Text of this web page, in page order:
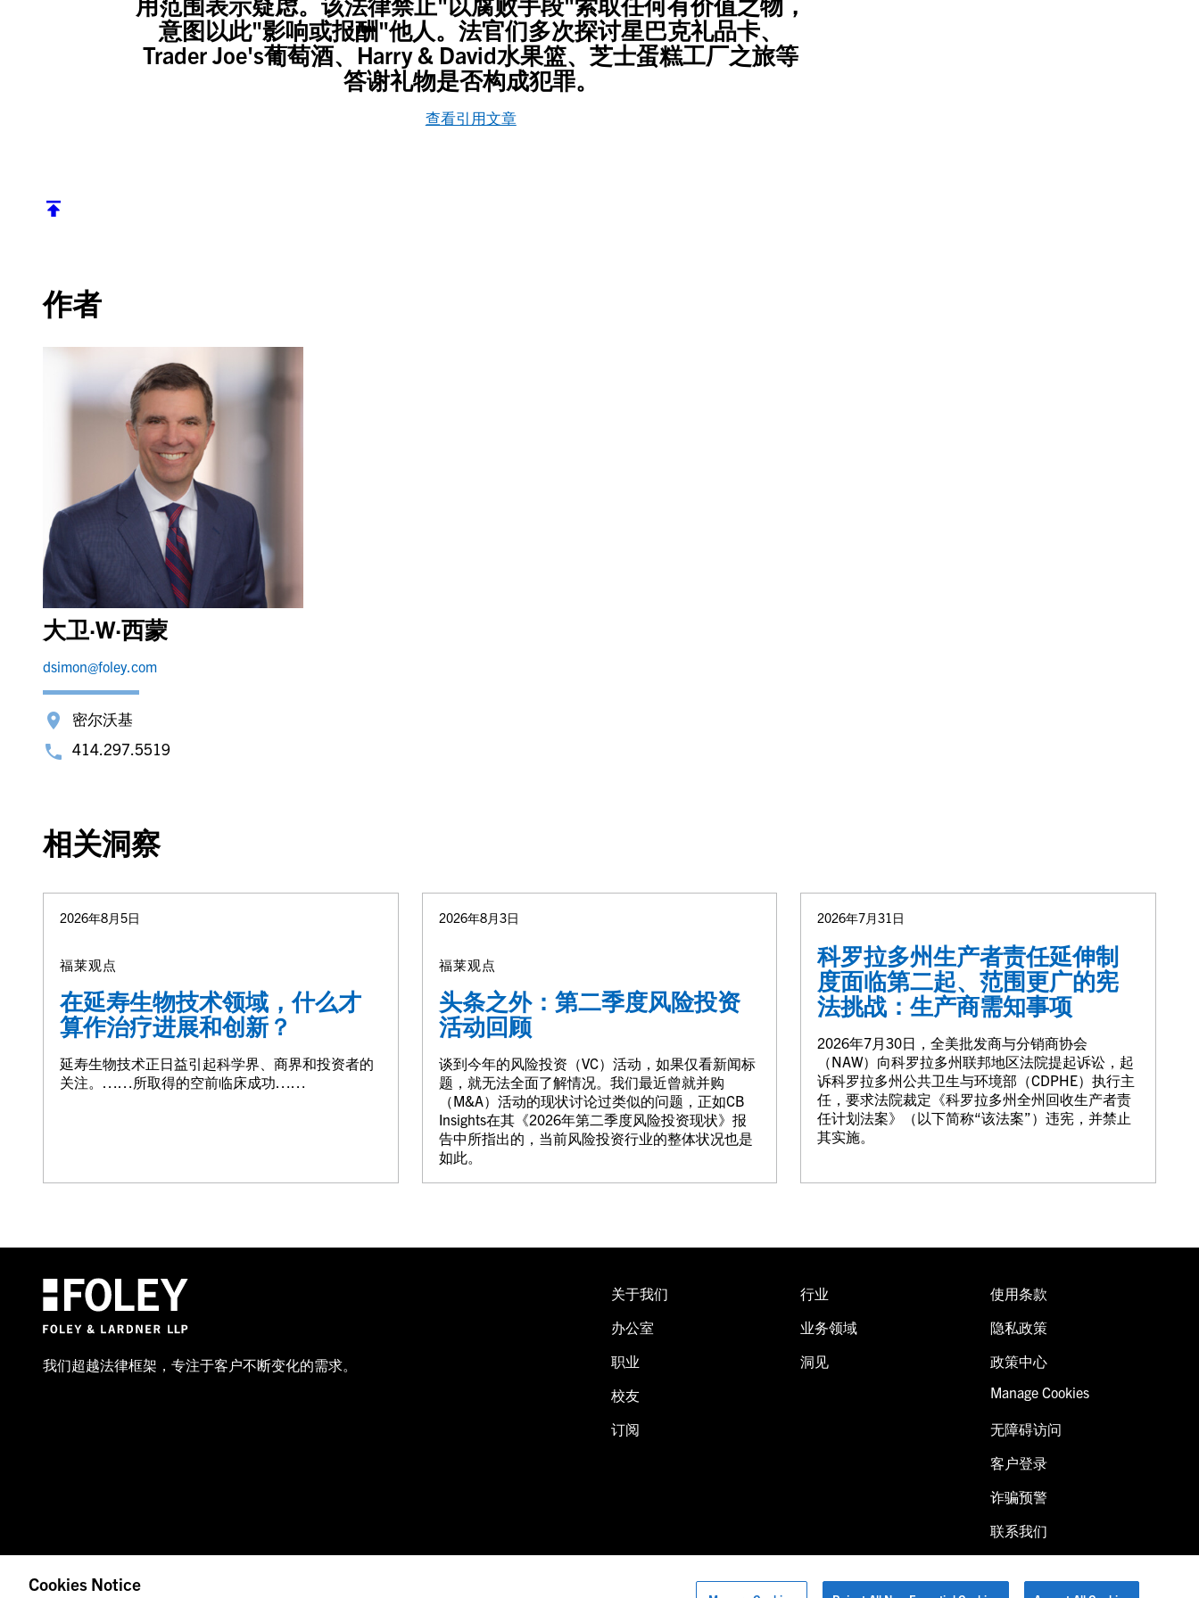
意图以此"影响或报酬"他人。法官们多次探讨星巴克礼品卡、
Trader Joe's葡萄酒、Harry & David水果篮、芝士蛋糕工厂之旅等
答谢礼物是否构成犯罪。
查看引用文章
作者
大卫·W·西蒙
dsimon@foley.com
密尔沃基
414.297.5519
相关洞察
2026年8月5日
福莱观点
在延寿生物技术领域，什么才
算作治疗进展和创新？
延寿生物技术正日益引起科学界、商界和投资者的
关注。……所取得的空前临床成功……
2026年8月3日
福莱观点
头条之外：第二季度风险投资
活动回顾
谈到今年的风险投资（VC）活动，如果仅看新闻标
题，就无法全面了解情况。我们最近曾就并购
（M&A）活动的现状讨论过类似的问题，正如CB
Insights在其《2026年第二季度风险投资现状》报
告中所指出的，当前风险投资行业的整体状况也是
如此。
2026年7月31日
科罗拉多州生产者责任延伸制
度面临第二起、范围更广的宪
法挑战：生产商需知事项
2026年7月30日，全美批发商与分销商协会
（NAW）向科罗拉多州联邦地区法院提起诉讼，起
诉科罗拉多州公共卫生与环境部（CDPHE）执行主
任，要求法院裁定《科罗拉多州全州回收生产者责
任计划法案》（以下简称“该法案”）违宪，并禁止
其实施。
我们超越法律框架，专注于客户不断变化的需求。
关于我们
办公室
职业
校友
订阅
行业
业务领域
洞见
使用条款
隐私政策
政策中心
Manage Cookies
无障碍访问
客户登录
诈骗预警
联系我们
Cookies Notice